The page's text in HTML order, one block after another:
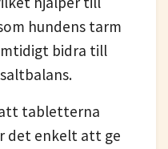
hundens tarm
bidra till
tabletterna
det enkelt att ge